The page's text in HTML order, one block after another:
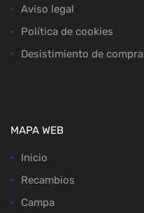
Aviso legal
Política de cookies
Desistimiento de compra
MAPA WEB
Inicio
Recambios
Campa